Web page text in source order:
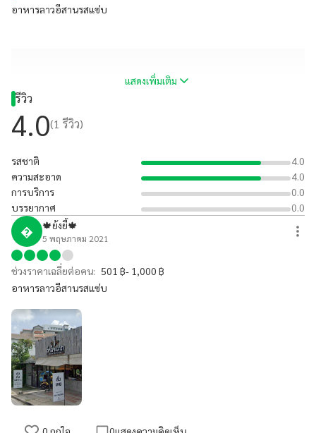
อาหารลาวอีสานรสแซ่บ
แสดงเพิ่มเติม
รีวิว
4.0(1 รีวิว)
รสชาติ
4.0
ความสะอาด
4.0
การบริการ
0.0
บรรยากาศ
0.0
 🍁ย้งยี้🍁
5 พฤษภาคม 2021
ช่วงราคาเฉลี่ยต่อคน: 501 ฿- 1,000 ฿
อาหารลาวอีสานรสแซ่บ